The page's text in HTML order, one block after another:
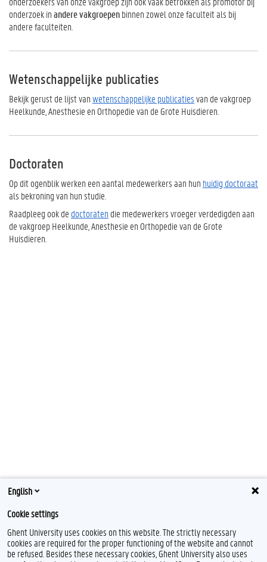
onderzoek inandere vakgroepenbinnen zowel onze faculteit als bij
andere faculteiten.
Wetenschappelijke publicaties
Bekijk gerust de lijst vanwetenschappelijke publicatiesvan de vakgroep
Heelkunde, Anesthesie en Orthopedie van de Grote Huisdieren.
Doctoraten
Op dit ogenblik werken een aantal medewerkers aan hun huidig doctoraat
als bekroning van hun studie.
Raadpleeg ook de doctoraten die medewerkers vroeger verdedigden aan
de vakgroep Heelkunde, Anesthesie en Orthopedie van de Grote
Huisdieren.
English
Cookie settings
Ghent University uses cookies on this website. The strictly necessary
cookies are required for the proper functioning of the website and cannot
be refused. Besides these necessary cookies, Ghent University also uses